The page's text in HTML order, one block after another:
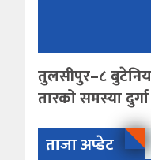
तुलसीपुर–८
तारको समस्या
ताजा अप्डेट